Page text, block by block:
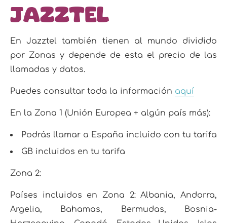
Jazztel
En Jazztel también tienen al mundo dividido
por Zonas y depende de esta el precio de las
llamadas y datos.
Puedes consultar toda la información aquí
En la Zona 1 (Unión Europea + algún país más):
Podrás llamar a España incluido con tu tarifa
GB incluidos en tu tarifa
Zona 2:
Países incluidos en Zona 2: Albania, Andorra,
Argelia, Bahamas, Bermudas, Bosnia-